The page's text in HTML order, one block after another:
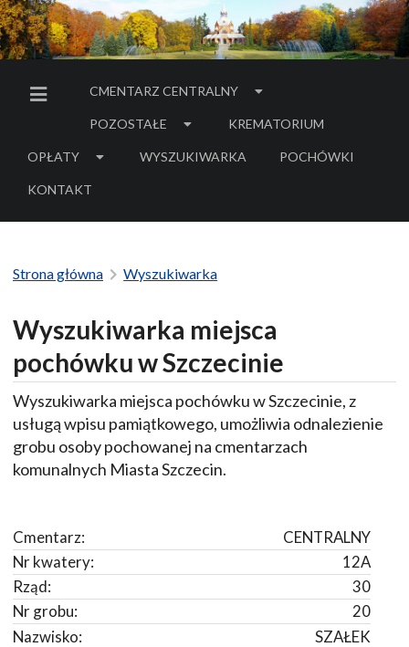
MENU BOCZNE
CMENTARZ CENTRALNY
POZOSTAŁE KREMATORIUM
OPŁATY WYSZUKIWARKA POCHÓWKI
- LINK DO SERWISU
KONTAKT
Strona główna Wyszukiwarka
Wyszukiwarka miejsca
pochówku w Szczecinie
Wyszukiwarka miejsca pochówku w Szczecinie, z
usługą wpisu pamiątkowego, umożliwia odnalezienie
grobu osoby pochowanej na cmentarzach
komunalnych Miasta Szczecin.
CENTRALNY
Cmentarz:
12A
Nr kwatery:
30
Rząd:
20
Nr grobu:
SZAŁEK
Nazwisko: